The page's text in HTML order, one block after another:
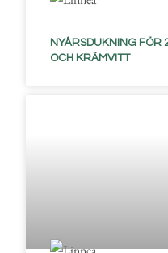
NYÅRSDUKNING FÖR
OCH KRÄMVITT